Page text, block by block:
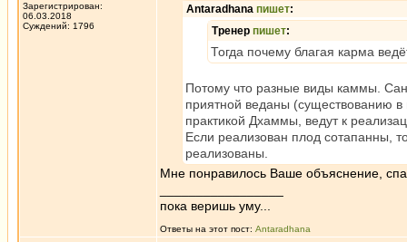
Зарегистрирован:
06.03.2018
Суждений: 1796
Antaradhana пишет:
Тренер пишет:
Тогда почему благая карма
Потому что разные виды каммы.
приятной веданы (существованию
практикой Дхаммы, ведут к
Если реализован плод сотапанны,
реализованы.
Мне понравилось Ваше объяснение,
пока веришь уму...
Ответы на этот пост: Antaradhana